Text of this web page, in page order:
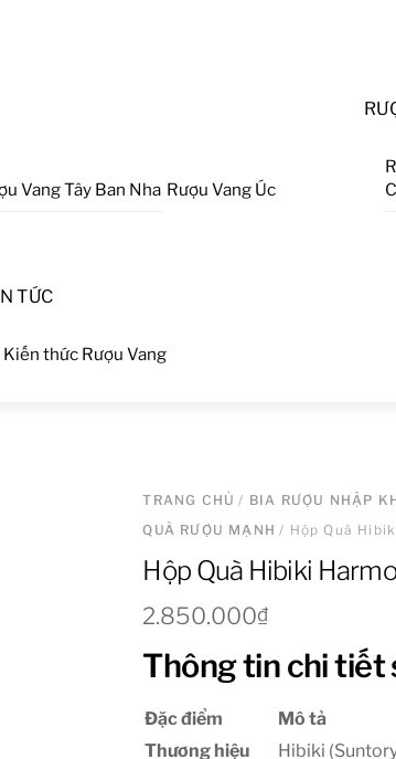
Vang Tây Ban Nha Rượu Vang Úc
TỨC
Kiến thức Rượu Vang
TRANG CHỦ / BIA RƯỢU NHẬP
QUÀ RƯỢU MẠNH / Hộp Quà
Hộp Quà Hibiki
2.850.000₫
Thông tin chi tiết
Đặc điểm
Mô tả
Thương hiệu
Hibiki